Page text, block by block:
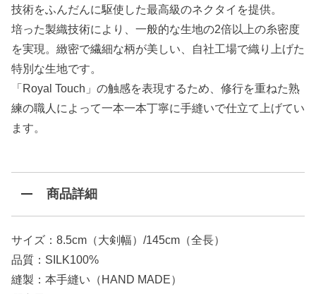
技術をふんだんに駆使した最高級のネクタイを提供。
培った製織技術により、一般的な生地の2倍以上の糸密度
を実現。緻密で繊細な柄が美しい、自社工場で織り上げた
特別な生地です。
「Royal Touch」の触感を表現するため、修行を重ねた熟
練の職人によって一本一本丁寧に手縫いで仕立て上げてい
ます。
商品詳細
サイズ：8.5cm（大剣幅）/145cm（全長）
品質：SILK100%
縫製：本手縫い（HAND MADE）